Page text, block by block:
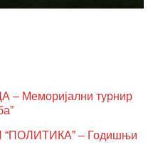
Меморијални турнир
– Годишњи